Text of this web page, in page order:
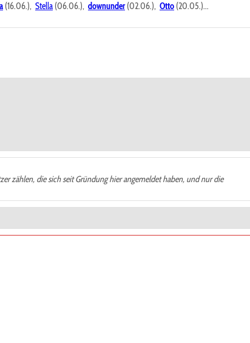
(16.06.), Stella (06.06.), downunder(02.06.), Otto (20.05.)...
zählen, die sich seit Gründung hier angemeldet haben, und nur die